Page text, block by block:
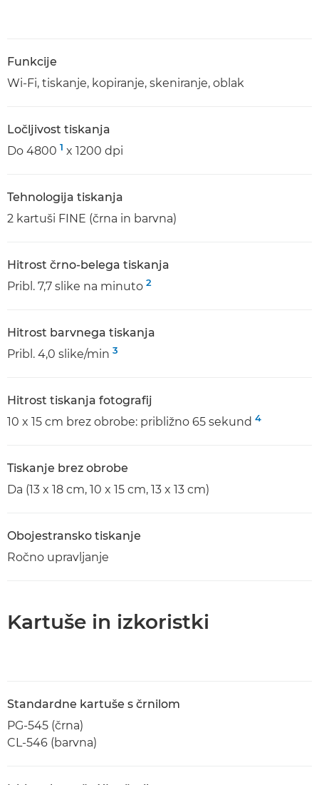
Funkcije
Wi-Fi, tiskanje, kopiranje, skeniranje, oblak
Ločljivost tiskanja
Do 4800 1 x 1200 dpi
Tehnologija tiskanja
2 kartuši FINE (črna in barvna)
Hitrost črno-belega tiskanja
Pribl. 7,7 slike na minuto 2
Hitrost barvnega tiskanja
Pribl. 4,0 slike/min 3
Hitrost tiskanja fotografij
10 x 15 cm brez obrobe: približno 65 sekund 4
Tiskanje brez obrobe
Da (13 x 18 cm, 10 x 15 cm, 13 x 13 cm)
Obojestransko tiskanje
Ročno upravljanje
Kartuše in izkoristki
Standardne kartuše s črnilom
PG-545 (črna)
CL-546 (barvna)